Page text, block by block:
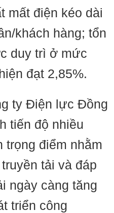
mất điện kéo dài
khách hàng; tổn
duy trì ở mức
đạt 2,85%.
ty Điện lực Đồng
tiến độ nhiều
trọng điểm nhằm
tải và đáp
ngày càng tăng
triển công